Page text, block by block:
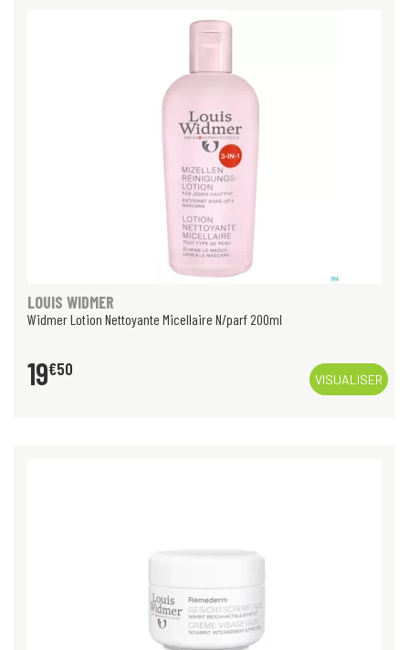
LOUIS WIDMER
Widmer Lotion Nettoyante Micellaire N/parf 200ml
19€50
VISUALISER